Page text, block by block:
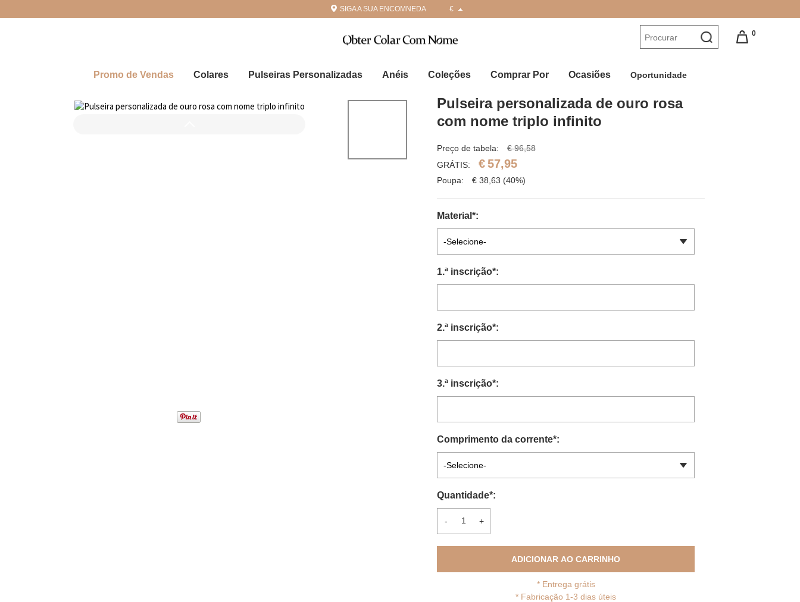
SIGA A SUA ENCOMNEDA €
0
Promo de Vendas Colares Pulseiras Personalizadas Anéis Coleções Comprar Por Ocasiões Oportunidade
Pulseira personalizada de ouro rosa
com nome triplo infinito
Preço de tabela:
€ 96,58
GRÁTIS:
€57,95
Poupa: € 38,63 (40%)
Material *:
-Selecione-
1.ª inscrição*:
2.ª inscrição*:
3.ª inscrição*:
Comprimento da corrente*:
-Selecione-
Quantidade*:
- +
ADICIONAR AO CARRINHO
* Entrega grátis
* Fabricação 1-3 dias úteis